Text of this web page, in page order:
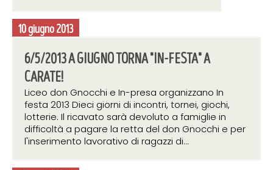
10 giugno 2013
6/5/2013 A GIUGNO TORNA "IN-FESTA" A
CARATE!
Liceo don Gnocchi e In-presa organizzano In
festa 2013 Dieci giorni di incontri, tornei, giochi,
lotterie. Il ricavato sarà devoluto a famiglie in
difficoltà a pagare la retta del don Gnocchi e per
l'inserimento lavorativo di ragazzi di...